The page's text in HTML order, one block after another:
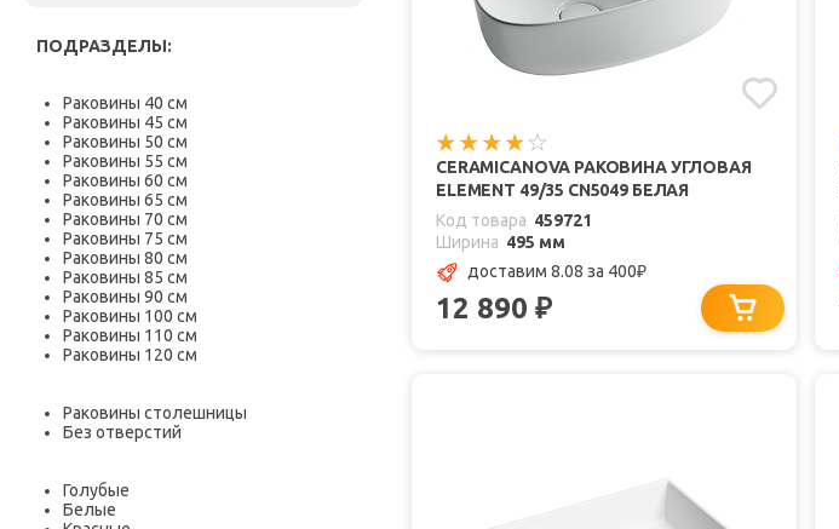
ПОДРАЗДЕЛЫ:
Раковины 40 см
Раковины 45 см
Раковины 50 см
Раковины 55 см
Раковины 60 см
Раковины 65 см
Раковины 70 см
Раковины 75 см
Раковины 80 см
Раковины 85 см
Раковины 90 см
Раковины 100 см
Раковины 110 см
Раковины 120 см
Раковины столешницы
Без отверстий
Голубые
Белые
CERAMICANOVA РАКОВИНА УГЛОВАЯ
ELEMENT 49/35 CN5049 БЕЛАЯ
Код товара 459721
Ширина 495 мм
доставим 8.08 за 400₽
12 890 ₽